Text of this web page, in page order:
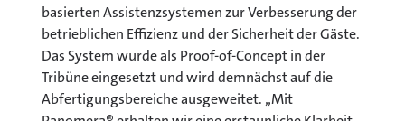
basierten Assistenzsystemen zur Verbesserung der
betrieblichen Effizienz und der Sicherheit der Gäste.
Das System wurde als Proof-of-Concept in der
Tribüne eingesetzt und wird demnächst auf die
Abfertigungsbereiche ausgeweitet. „Mit